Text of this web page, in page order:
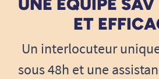
ET
Un interlocuteur
sous 48h et une